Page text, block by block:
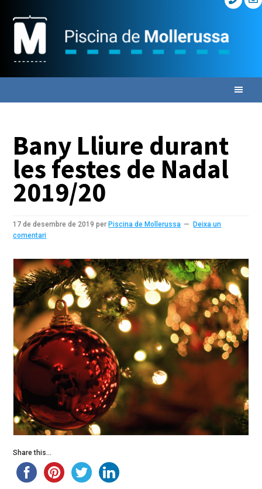
primary
navigation
content
primary
sidebar
Bany Lliure durant
les festes de Nadal
2019/20
17 de desembre de 2019 per Piscina de Mollerussa
Deixa un
comentari
Share this...